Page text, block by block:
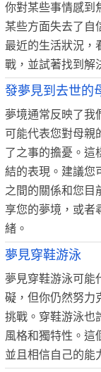
你對某些事情感到
某些方面失去了自
最近的生活狀況，
戰，並試著找到解
發夢見到去世的
夢境通常反映了我
可能代表您對母親
了之事的擔憂。這
結的表現。建議您
之間的關係和您目
享您的夢境，或者
緒。
夢見穿鞋游泳
夢見穿鞋游泳可能
礙，但你仍然努力
挑戰。穿鞋游泳也
風格和獨特性。這
並且相信自己的能